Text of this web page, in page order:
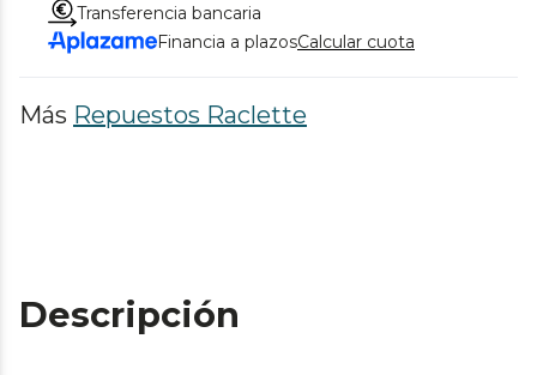
Transferencia bancaria
Financia a plazosCalcular cuota
Más Repuestos Raclette
Descripción